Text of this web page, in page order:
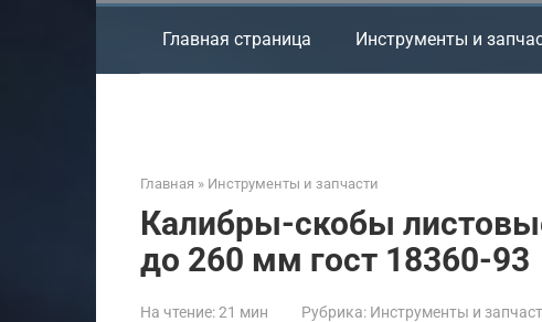
Главная страница Инструменты и
Главная » Инструменты и запчасти
Калибры-скобы
до 260 мм гост 18360-93
На чтение:21 мин Рубрика: Инструменты и